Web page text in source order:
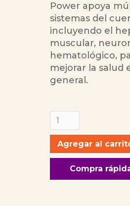
Power apoya
sistemas del
incluyendo el
muscular,
hematológico,
mejorar la salud
general.
Compra